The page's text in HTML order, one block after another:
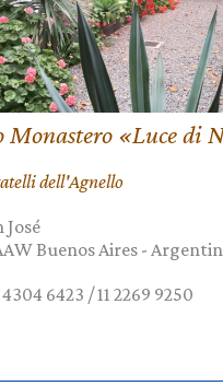
Monastero «Luce di
dell'Agnello
José
Buenos Aires -
6423 / 11 2269 9250